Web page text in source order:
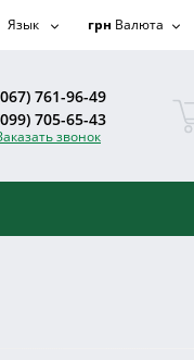
Язык грн Валюта
761-96-49
705-65-43
звонок